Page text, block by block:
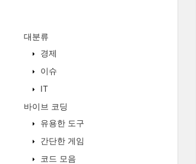
대분류
경제
이슈
IT
바이브 코딩
유용한 도구
간단한 게임
코드 모음